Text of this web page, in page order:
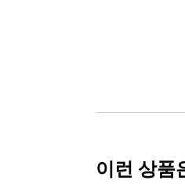
이런 상품